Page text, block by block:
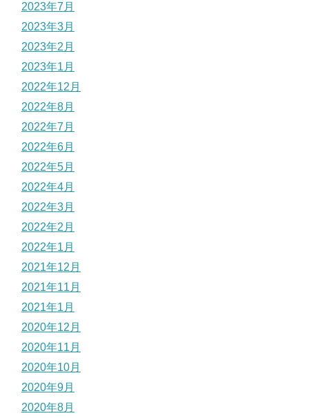
2023年7月
2023年3月
2023年2月
2023年1月
2022年12月
2022年8月
2022年7月
2022年6月
2022年5月
2022年4月
2022年3月
2022年2月
2022年1月
2021年12月
2021年11月
2021年1月
2020年12月
2020年11月
2020年10月
2020年9月
2020年8月